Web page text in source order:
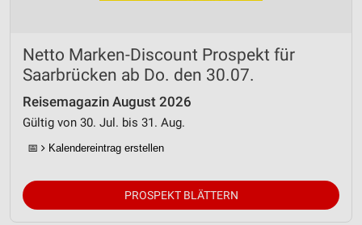
Netto Marken-Discount Prospekt für
Saarbrücken ab Do. den 30.07.
Reisemagazin August 2026
Gültig von 30. Jul. bis 31. Aug.
📅 Kalendereintrag erstellen
PROSPEKT BLÄTTERN